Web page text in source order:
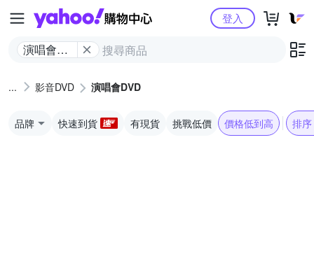
Yahoo購物中心
演唱會
登入
影音DVD 演唱會DVD
品牌 快速到貨 有現貨 挑戰低價 價格低到高 排序